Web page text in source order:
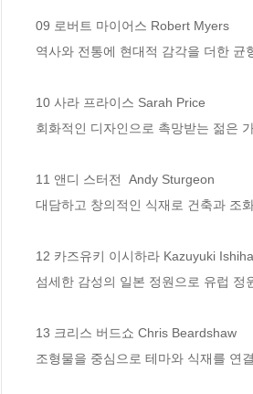
09 로버트 마이어스 Robert Myers
역사와 전통에 현대적 감각을 더한 균
10 사라 프라이스 Sarah Price
회화적인 디자인으로 촉망받는 젊은
11 앤디 스터전  Andy Sturgeon
대담하고 창의적인 식재로 건축과 조
12 카즈유키 이시하라 Kazuyuki
섬세한 감성의 일본 정원으로 유럽 정
13 크리스 버드쇼 Chris Beardshaw
조형물을 중심으로 테마와 식재를 연